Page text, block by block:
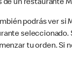
de un restaurante
podrás ver
tu orden. Si